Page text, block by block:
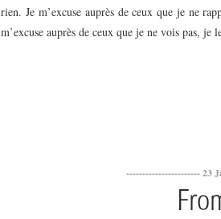
rien. Je m’excuse auprès de ceux que je ne
m’excuse auprès de ceux que je ne vois pas, je
----------------------- 23